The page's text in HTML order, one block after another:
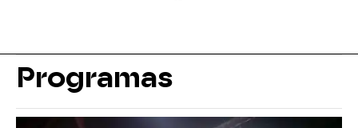
Programas